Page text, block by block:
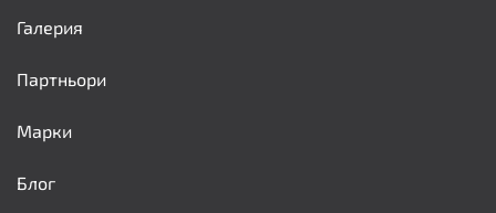
Галерия
Партньори
Марки
Блог